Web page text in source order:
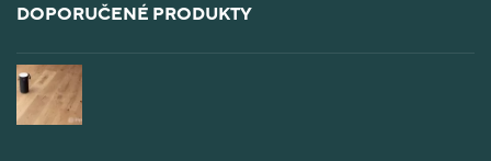
DOPORUČENÉ PRODUKTY